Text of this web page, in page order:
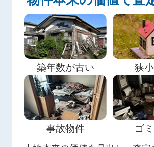
築年数が古い 狭
事故物件 ゴ